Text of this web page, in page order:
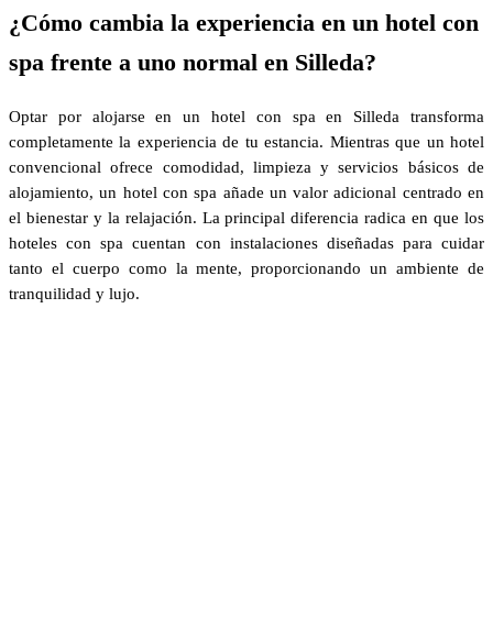
¿Cómo cambia la experiencia en un hotel con
spa frente a uno normal en Silleda?
Optar por alojarse en un hotel con spa en Silleda transforma
completamente la experiencia de tu estancia. Mientras que un hotel
convencional ofrece comodidad, limpieza y servicios básicos de
alojamiento, un hotel con spa añade un valor adicional centrado en
el bienestar y la relajación. La principal diferencia radica en que los
hoteles con spa cuentan con instalaciones diseñadas para cuidar
tanto el cuerpo como la mente, proporcionando un ambiente de
tranquilidad y lujo.